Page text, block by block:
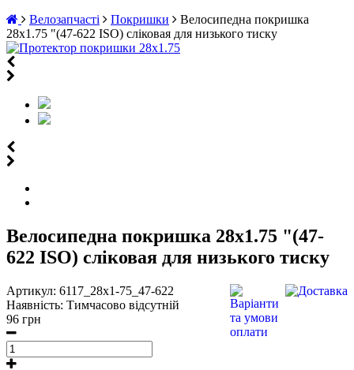
Велозапчасті
Покришки
Велосипедна покришка
28х1.75 "(47-622 ISO) сліковая для низького тиску
Велосипедна покришка 28х1.75 "(47-
622 ISO) сліковая для низького тиску
Артикул: 6117_28х1-75_47-622
Наявність: Тимчасово відсутній
96 грн